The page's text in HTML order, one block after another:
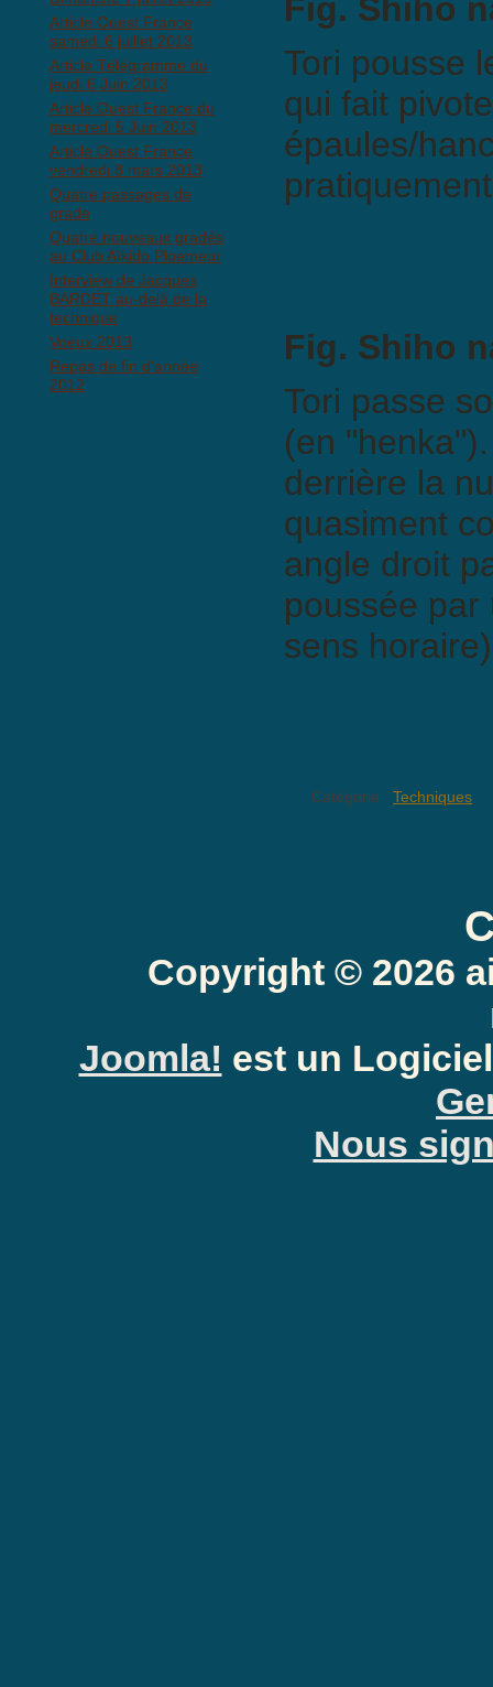
Article Ouest France
samedi 6 juillet 2013
Article Télégramme du
jeudi 6 Juin 2013
Article Ouest France du
mercredi 5 Juin 2013
Article Ouest France
vendredi 8 mars 2013
Quatre passages de
grade
Quatre nouveaux gradés
au Club Aïkido Ploemeur
Interview de Jacques
BARDET au-delà de la
technique
Voeux 2013
Repas de fin d'année
2012
Fig. Shiho
Tori pousse
qui fait
épaules/
Fig. Shiho
Tori passe
(en
derrière la
quasiment
angle droit
poussée par
sens
Catégorie : Techniques
Copyright © 2026
Joomla! est un
Nous